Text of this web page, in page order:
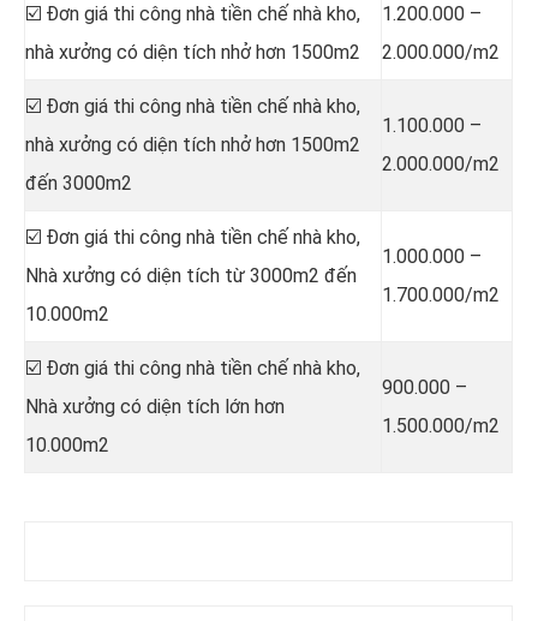
☑️ Đơn giá thi công nhà tiền chế nhà kho,
nhà xưởng có diện tích nhở hơn 1500m2
1.200.000 –
2.000.000/m2
☑️ Đơn giá thi công nhà tiền chế nhà kho,
nhà xưởng có diện tích nhở hơn 1500m2
đến 3000m2
1.100.000 –
2.000.000/m2
☑️ Đơn giá thi công nhà tiền chế nhà kho,
Nhà xưởng có diện tích từ 3000m2 đến
10.000m2
1.000.000 –
1.700.000/m2
☑️ Đơn giá thi công nhà tiền chế nhà kho,
Nhà xưởng có diện tích lớn hơn
10.000m2
900.000 –
1.500.000/m2